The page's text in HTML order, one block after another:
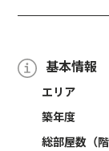
基本情報
エリア
築年度
総部屋数（階